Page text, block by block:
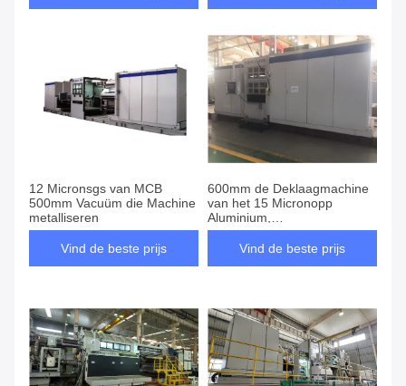
12 Micronsgs van MCB
500mm Vacuüm die Machine
metalliseren
Vind de beste prijs
600mm de Deklaagmachine
van het 15 Micronopp
Aluminium,
Vacuümmetalizing-Machine
Vind de beste prijs